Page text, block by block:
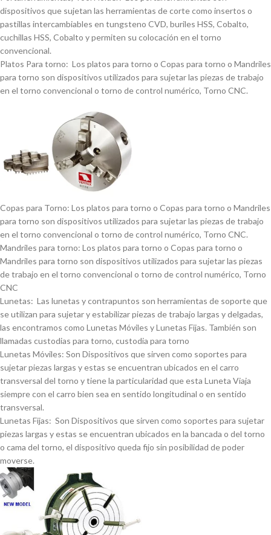
dispositivos que sujetan las herramientas de corte como insertos o
pastillas intercambiables en tungsteno CVD, buriles HSS, Cobalto,
cuchillas HSS, Cobalto y permiten su colocación en el torno
convencional.
Platos Para torno: Los platos para torno o Copas para torno o Mandriles
para torno son dispositivos utilizados para sujetar las piezas de trabajo
en el torno convencional o torno de control numérico, Torno CNC.
Copas para Torno: Los platos para torno o Copas para torno o Mandriles
para torno son dispositivos utilizados para sujetar las piezas de trabajo
en el torno convencional o torno de control numérico, Torno CNC.
Mandriles para torno: Los platos para torno o Copas para torno o
Mandriles para torno son dispositivos utilizados para sujetar las piezas
de trabajo en el torno convencional o torno de control numérico, Torno
CNC
Lunetas: Las lunetas y contrapuntos son herramientas de soporte que
se utilizan para sujetar y estabilizar piezas de trabajo largas y delgadas,
las encontramos como Lunetas Móviles y Lunetas Fijas. También son
llamadas custodias para torno, custodia para torno
Lunetas Móviles: Son Dispositivos que sirven como soportes para
sujetar piezas largas y estas se encuentran ubicados en el carro
transversal del torno y tiene la particularidad que esta Luneta Viaja
siempre con el carro bien sea en sentido longitudinal o en sentido
transversal.
Lunetas Fijas: Son Dispositivos que sirven como soportes para sujetar
piezas largas y estas se encuentran ubicados en la bancada o del torno
o cama del torno, el dispositivo queda fijo sin posibilidad de poder
moverse.